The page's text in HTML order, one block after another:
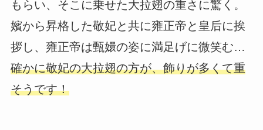
もらい、そこに乗せた大拉翅の重さに驚く。
嬪から昇格した敬妃と共に雍正帝と皇后に挨
拶し、雍正帝は甄嬛の姿に満足げに微笑む…
確かに敬妃の大拉翅の方が、飾りが多くて重
そうです！